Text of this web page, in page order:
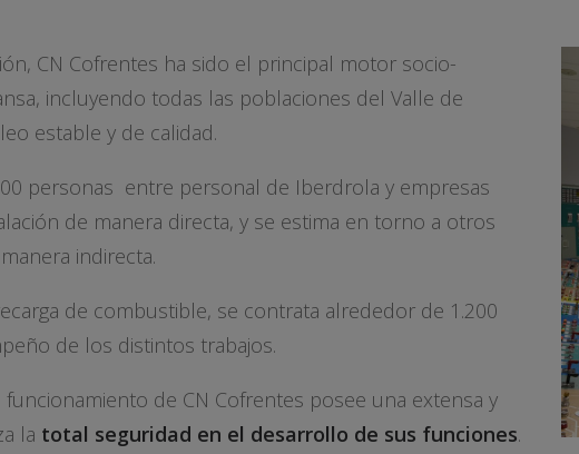
CN Cofrentes ha sido el principal motor socio-
incluyendo todas las poblaciones del Valle de
estable y de calidad.
personas entre personal de Iberdrola y empresas
de manera directa, y se estima en torno a otros
indirecta.
de combustible, se contrata alrededor de 1.200
de los distintos trabajos.
de CN Cofrentes posee una extensa y
la total seguridad en el desarrollo de sus funciones.